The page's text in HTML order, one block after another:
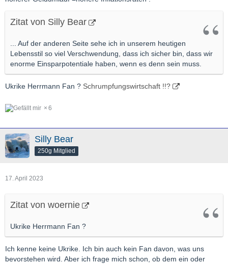
Zitat von Silly Bear
... Auf der anderen Seite sehe ich in unserem heutigen
Lebensstil so viel Verschwendung, dass ich sicher bin, dass wir
enorme Einsparpotentiale haben, wenn es denn sein muss.
Ukrike Herrmann Fan ? Schrumpfungswirtschaft !!?
6
Silly Bear
250g Mitglied
17. April 2023
Zitat von woernie
Ukrike Herrmann Fan ?
Ich kenne keine Ukrike. Ich bin auch kein Fan davon, was uns
bevorstehen wird. Aber ich frage mich schon, ob dem ein oder